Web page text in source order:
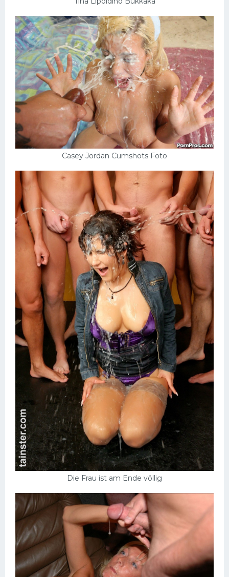
Casey Jordan Cumshots Foto
Die Frau ist am Ende völlig